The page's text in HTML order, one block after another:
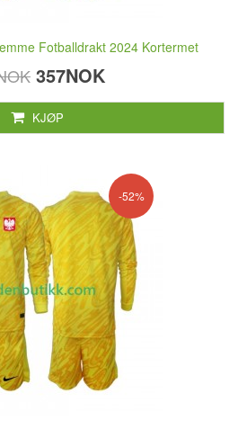
Fotballdrakt 2024 Kortermet
357NOK
KJØP
-52%